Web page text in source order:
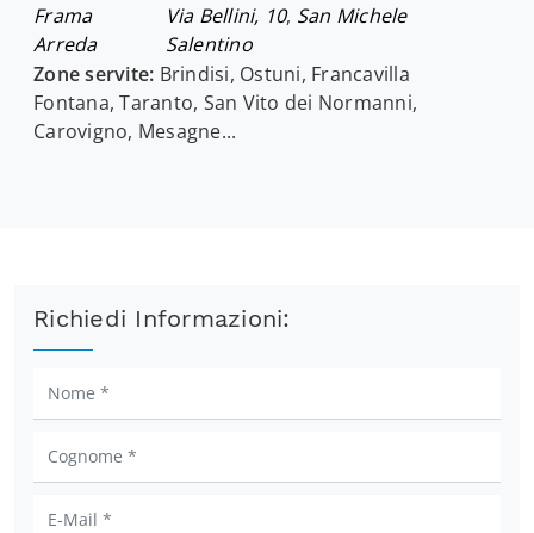
Frama
Arreda
Via Bellini, 10, San Michele
Salentino
Zone servite: Brindisi, Ostuni, Francavilla
Fontana, Taranto, San Vito dei Normanni,
Carovigno, Mesagne...
Richiedi Informazioni: